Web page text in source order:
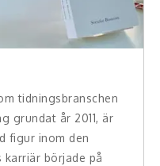
tidningsbranschen
grundat år 2011, är
figur inom den
karriär började på